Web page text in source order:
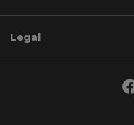
Legal